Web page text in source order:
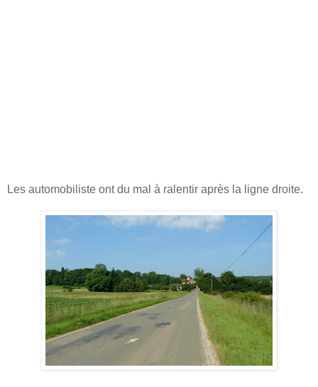
Les automobiliste ont du mal à ralentir après la ligne droite.